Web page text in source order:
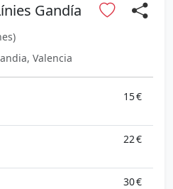
Gandía
Valencia
15 €
22 €
30 €